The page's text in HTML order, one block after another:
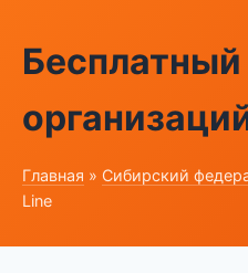
Бесплатный
Главная » Сибирский
Line